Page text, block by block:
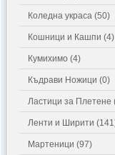
Коледна украса (50)
Кошници и Кашпи (4)
Кумихимо (4)
Къдрави Ножици (0)
Ластици за Плетене
Ленти и Ширити
Мартеници (97)